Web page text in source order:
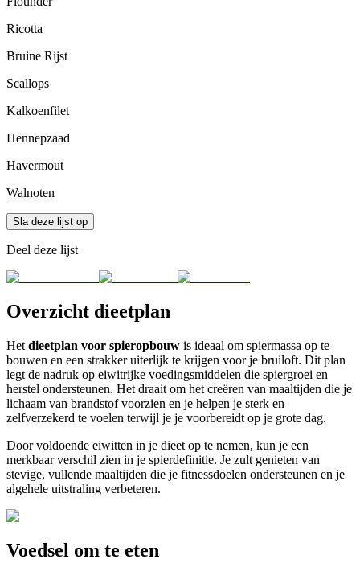
Ricotta
Bruine Rijst
Scallops
Kalkoenfilet
Hennepzaad
Havermout
Walnoten
Sla deze lijst op
Deel deze lijst
Overzicht dieetplan
Het dieetplan voor spieropbouw is ideaal om spiermassa op te
bouwen en een strakker uiterlijk te krijgen voor je bruiloft. Dit plan
legt de nadruk op eiwitrijke voedingsmiddelen die spiergroei en
herstel ondersteunen. Het draait om het creëren van maaltijden die je
lichaam van brandstof voorzien en je helpen je sterk en
zelfverzekerd te voelen terwijl je je voorbereidt op je grote dag.
Door voldoende eiwitten in je dieet op te nemen, kun je een
merkbaar verschil zien in je spierdefinitie. Je zult genieten van
stevige, vullende maaltijden die je fitnessdoelen ondersteunen en je
algehele uitstraling verbeteren.
Voedsel om te eten